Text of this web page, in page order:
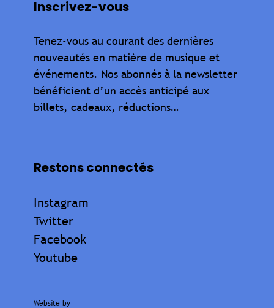
Inscrivez-vous
Tenez-vous au courant des dernières
nouveautés en matière de musique et
événements. Nos abonnés à la newsletter
bénéficient d’un accès anticipé aux
billets, cadeaux, réductions…
Restons connectés
Instagram
Twitter
Facebook
Youtube
Website by